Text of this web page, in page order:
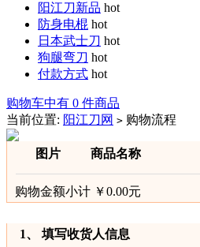
阳江刀新品 hot
防身电棍 hot
日本武士刀 hot
狗腿弯刀 hot
付款方式 hot
购物车中有 0 件商品
当前位置: 阳江刀网 > 购物流程
图片 商品名称
购物金额小计 ￥0.00元
1、 填写收货人信息